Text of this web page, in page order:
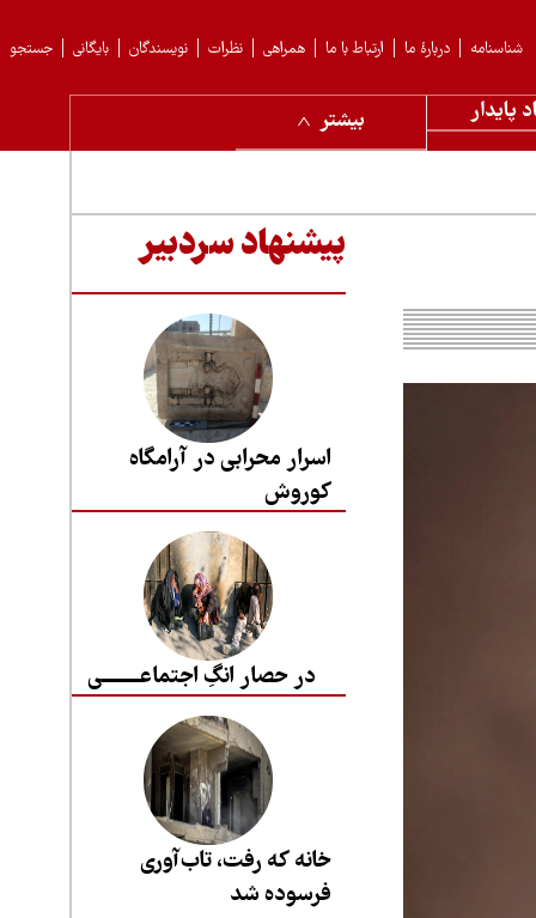
جستجو بایگانی نویسندگان نظرات همراهی ارتباط با ما دربارهٔ ما شناسنامه
پایدار بیشتر
پیشنهاد سردبیر
اسرار محرابی در آرامگاه
کوروش
در حصار انگِ اجتماعــــــــی
خانه که رفت، تاب‌آوری
فرسوده شد